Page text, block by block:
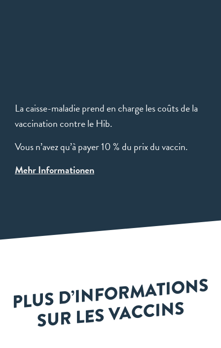
La caisse-maladie prend en charge les coûts de la
vaccination contre le Hib.
Vous n’avez qu’à payer 10 % du prix du vaccin.
Mehr Informationen
PL
US
D’I
NF
O
R
M
ATI
O
NS
S
U
R LES V
A
C
CI
NS